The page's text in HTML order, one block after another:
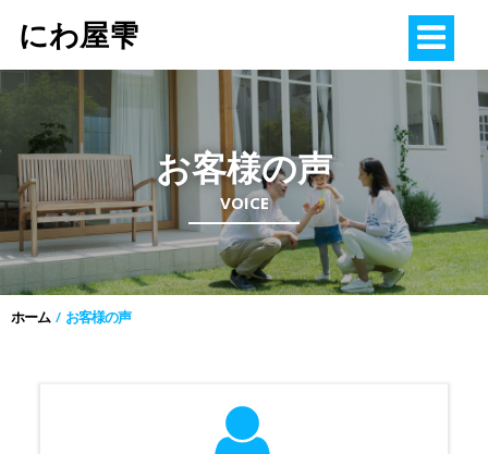
テ
ン
へ
ス
キ
ッ
プ
にわ屋雫
お客様の声
VOICE
ホーム お客様の声